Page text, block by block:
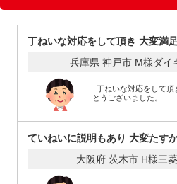
丁ねいな対応をして頂き 大変満
兵庫県 神戸市 M様ダイ
丁ねいな対応をして頂き 大変満足して います。ありが
とうございました。
ていねいに説明もあり 大変たすか
大阪府 茨木市 H様三